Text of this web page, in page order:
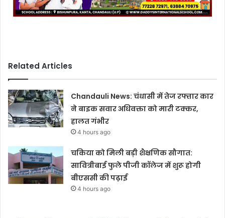
Related Articles
Chandauli News: चंधासी में तेज रफ्तार कार
ने बाइक सवार अधिवक्ता को मारी टक्कर,
हालत गंभीर
4 hours ago
चकिया को मिली बड़ी शैक्षणिक सौगात:
सावित्रीबाई फुले पीजी कॉलेज में शुरू होगी
बीएससी की पढ़ाई
4 hours ago